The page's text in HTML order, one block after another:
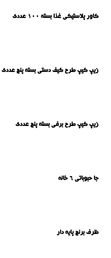
کاور پلاستیکی غذا بسته 100 عددی
زیپ کیپ طرح کیف دستی بسته پنج عددی
زیپ کیپ طرح برفی بسته پنج عددی
جا حبوباتی 6 خانه
ظرف برنج پایه دار